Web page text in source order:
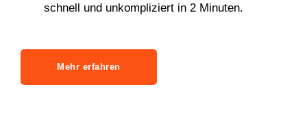
schnell und unkompliziert in 2 Minuten.
Mehr erfahren